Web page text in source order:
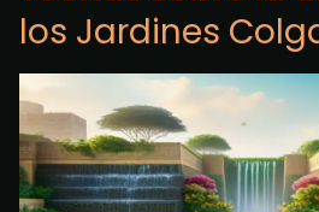
los Jardines